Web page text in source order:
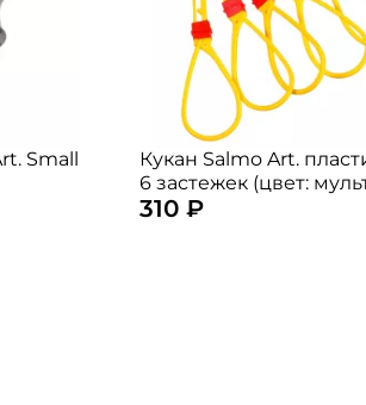
Small
Кукан Salmo Art.
6 застежек (цвет:
310 ₽